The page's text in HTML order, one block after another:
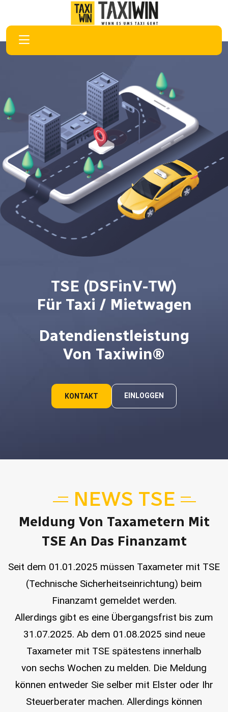
TSE (DSFinV-TW)
Für Taxi / Mietwagen
Datendienstleistung
Von Taxiwin®
KONTAKT EINLOGGEN
NEWS TSE
Meldung Von Taxametern Mit
TSE An Das Finanzamt
Seit dem 01.01.2025 müssen Taxameter mit TSE
(Technische Sicherheitseinrichtung) beim
Finanzamt gemeldet werden.
Allerdings gibt es eine Übergangsfrist bis zum
31.07.2025. Ab dem 01.08.2025 sind neue
Taxameter mit TSE spätestens innerhalb
von sechs Wochen zu melden. Die Meldung
können entweder Sie selber mit Elster oder Ihr
Steuerberater machen. Allerdings können